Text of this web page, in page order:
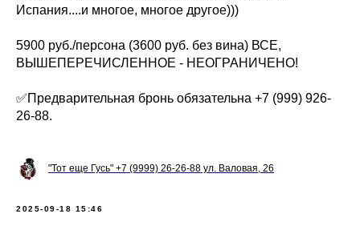
Испания....и многое, многое другое)))
5900 руб./персона (3600 руб. без вина) ВСЕ,
ВЫШЕПЕРЕЧИСЛЕННОЕ - НЕОГРАНИЧЕНО!
✅Предварительная бронь обязательна +7 (999) 926-
26-88.
"Тот еще Гусь" +7 (9999) 26-26-88 ул. Валовая, 26
2025-09-18 15:46